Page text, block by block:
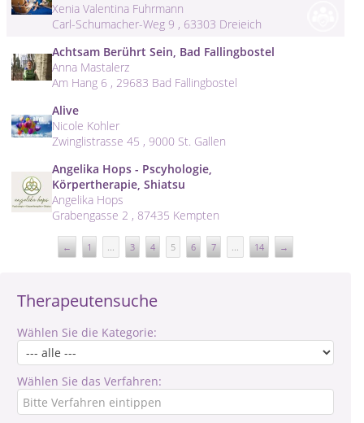
Therapeutensuche
Wählen Sie die Kategorie:
Wählen Sie das Verfahren:
Xenia Valentina Fuhrmann
Carl-Schumacher-Weg 9 , 63303 Dreieich
Achtsam Berührt Sein, Bad Fallingbostel
Anna Mastalerz
Am Hang 6 , 29683 Bad Fallingbostel
Alive
Nicole Kohler
Zwinglistrasse 45 , 9000 St. Gallen
Angelika Hops - Pscyhologie,
Körpertherapie, Shiatsu
Angelika Hops
Grabengasse 2 , 87435 Kempten
← 1 ... 3 4 5 6 7 ... 14 →